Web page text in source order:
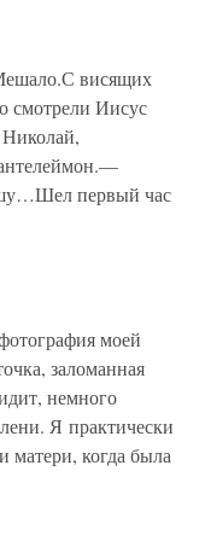
висящих
смотрели Иисус
первый час
моей
заломанная
немного
Я практически
матери, когда была